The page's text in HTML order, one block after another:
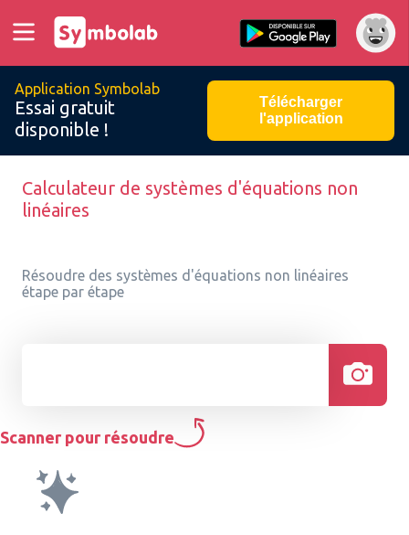
Application Symbolab
Essai gratuit
disponible !
Télécharger
l'application
Calculateur de systèmes d'équations non
linéaires
Résoudre des systèmes d'équations non linéaires
étape par étape
Scanner pour résoudre